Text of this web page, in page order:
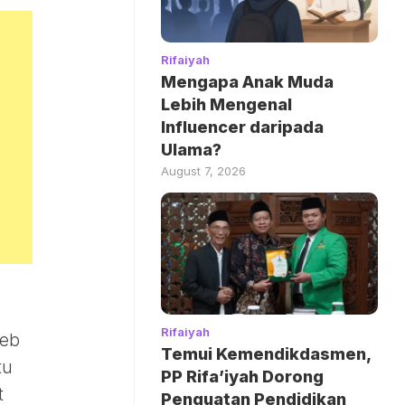
Rifaiyah
Mengapa Anak Muda
Lebih Mengenal
Influencer daripada
Ulama?
August 7, 2026
Rifaiyah
Temui Kemendikdasmen,
PP Rifa’iyah Dorong
Penguatan Pendidikan